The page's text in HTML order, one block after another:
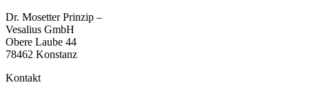
Dr. Mosetter Prinzip –
Vesalius GmbH
Obere Laube 44
78462 Konstanz
Kontakt